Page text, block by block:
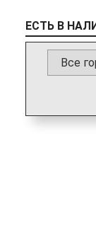
ЕСТЬ В